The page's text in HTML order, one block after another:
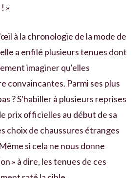
»
à la chronologie de la mode de
a enfilé plusieurs tenues dont
imaginer qu'elles
convaincantes. Parmi ses plus
? S'habiller à plusieurs reprises
prix officielles au début de sa
choix de chaussures étranges
si cela ne nous donne
» à dire, les tenues de ces